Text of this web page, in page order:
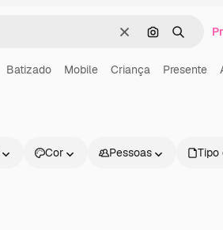
LimparPesquisar
Buscar
Batizado Mobile Criança Presente
Cor Pessoas Tipo